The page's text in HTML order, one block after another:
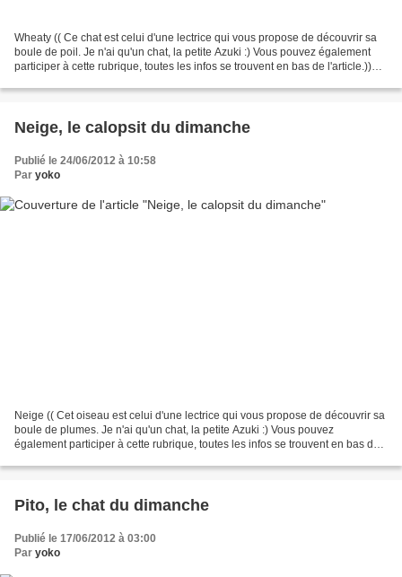
Wheaty (( Ce chat est celui d'une lectrice qui vous propose de découvrir sa
boule de poil. Je n'ai qu'un chat, la petite Azuki :) Vous pouvez également
participer à cette rubrique, toutes les infos se trouvent en bas de l'article.))
Neige, le calopsit du dimanche
Publié le 24/06/2012 à 10:58
Par yoko
Neige (( Cet oiseau est celui d'une lectrice qui vous propose de découvrir sa
boule de plumes. Je n'ai qu'un chat, la petite Azuki :) Vous pouvez
également participer à cette rubrique, toutes les infos se trouvent en bas de
Pito, le chat du dimanche
Publié le 17/06/2012 à 03:00
Par yoko